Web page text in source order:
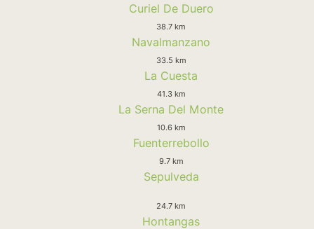
Curiel De Duero
38.7 km
Navalmanzano
33.5 km
La Cuesta
41.3 km
La Serna Del Monte
10.6 km
Fuenterrebollo
9.7 km
Sepulveda
24.7 km
Hontangas